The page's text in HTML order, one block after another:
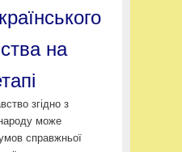
на
згідно з
може
справжньої